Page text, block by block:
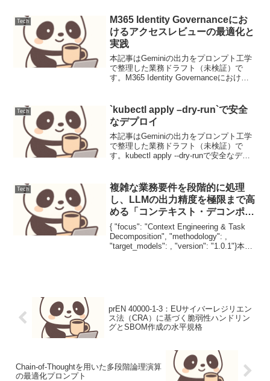
度、洗練度、そして破壊的な潜在性にお
いて著しい進化を遂げて...
Tech
M365 Identity Governanceにお
けるアクセスレビューの最適化と
実践
本記事はGeminiの出力をプロンプト工学
で整理した業務ドラフト（未検証）で
す。M365 Identity Governanceにおける
セ...
Tech
`kubectl apply –dry-run`で安全
なデプロイ
本記事はGeminiの出力をプロンプト工学
で整理した業務ドラフト（未検証）で
す。kubectl apply --dry-runで安全なデプ
限に抑えつつ、確実に...
Tech
複雑な業務要件を段階的に処理
し、LLMの出力精度を極限まで高
める「コンテキスト・デコンポジ
ション」
{ "focus": "Context Engineering & Task
Decomposition", "methodology": ,
"target_models": , "version": "1.0.1"}本記
prEN 40000-1-3：EUサイバーレジリエン
ス法（CRA）に基づく脆弱性ハンドリン
グとSBOM作成の水平規格
Chain-of-Thoughtを用いた多段階論理演算
の最適化プロンプト